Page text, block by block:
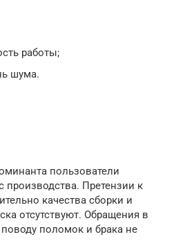
работы;
шума.
пользователи
производства. Претензии к
качества сборки и
отсутствуют. Обращения в
поломок и брака не